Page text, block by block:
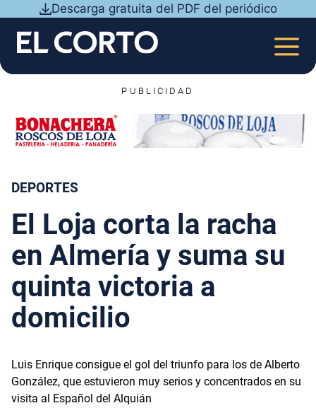
contenido
Descarga gratuita del PDF del periódico
PUBLICIDAD
DEPORTES
El Loja corta la racha
en Almería y suma su
quinta victoria a
domicilio
Luis Enrique consigue el gol del triunfo para los de Alberto
González, que estuvieron muy serios y concentrados en su
visita al Español del Alquián